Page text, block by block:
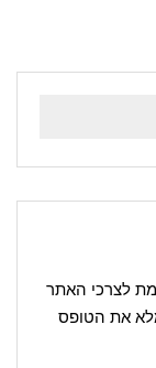
לצרכי האתר
את הטופס